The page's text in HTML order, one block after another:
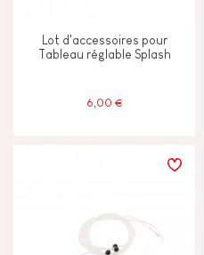
Fabriqué en France
Jouet certifié FSC®
Lot d'accessoires pour
Tableau réglable Splash
6,00 €